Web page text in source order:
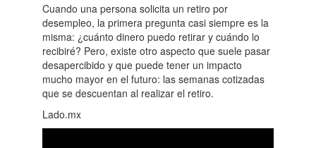
Cuando una persona solicita un retiro por
desempleo, la primera pregunta casi siempre es la
misma: ¿cuánto dinero puedo retirar y cuándo lo
recibiré? Pero, existe otro aspecto que suele pasar
desapercibido y que puede tener un impacto
mucho mayor en el futuro: las semanas cotizadas
que se descuentan al realizar el retiro.
Lado.mx